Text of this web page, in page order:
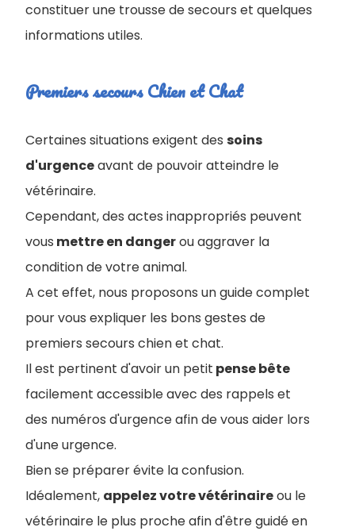
constituer une trousse de secours et quelques
informations utiles.
Premiers secours Chien et Chat
Certaines situations exigent des soins
d'urgenceavant de pouvoir atteindre le
vétérinaire.
Cependant, des actes inappropriés peuvent
vous mettre en dangerou aggraver la
condition de votre animal.
A cet effet, nous proposons un guide complet
pour vous expliquer les bons gestes de
premiers secours chien et chat.
Il est pertinent d'avoir un petit pense bête
facilement accessible avec des rappels et
des numéros d'urgence afin de vous aider lors
d'une urgence.
Bien se préparer évite la confusion.
Idéalement, appelez votre vétérinaireou le
vétérinaire le plus proche afin d'être guidé en